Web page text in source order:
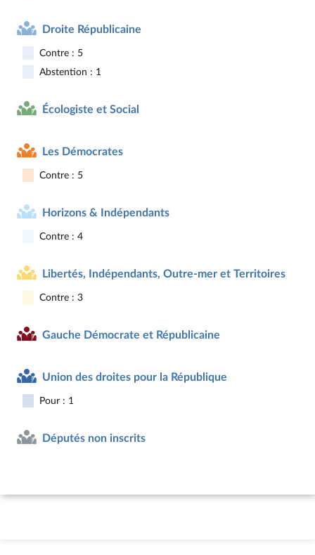
Droite Républicaine
Contre : 5
Abstention : 1
Écologiste et Social
Les Démocrates
Contre : 5
Horizons & Indépendants
Contre : 4
Libertés, Indépendants, Outre-mer et Territoires
Contre : 3
Gauche Démocrate et Républicaine
Union des droites pour la République
Pour : 1
Députés non inscrits